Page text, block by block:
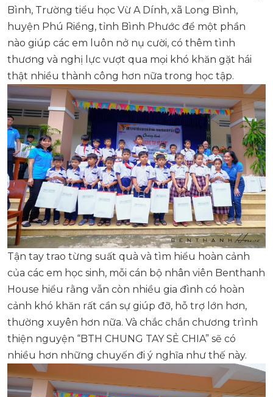
Bình, Trường tiểu học Vừ A Dính, xã Long Bình,
huyện Phú Riềng, tỉnh Bình Phước để một phần
nào giúp các em luôn nở nụ cười, có thêm tình
thương và nghị lực vượt qua mọi khó khăn gặt hái
thật nhiều thành công hơn nữa trong học tập.
Tận tay trao từng suất quà và tìm hiểu hoàn cảnh
của các em học sinh, mỗi cán bộ nhân viên Benthanh
House hiểu rằng vẫn còn nhiều gia đình có hoàn
cảnh khó khăn rất cần sự giúp đỡ, hỗ trợ lớn hơn,
thường xuyên hơn nữa. Và chắc chắn chương trình
thiện nguyện “BTH CHUNG TAY SẺ CHIA” sẽ có
nhiều hơn những chuyến đi ý nghĩa như thế này.